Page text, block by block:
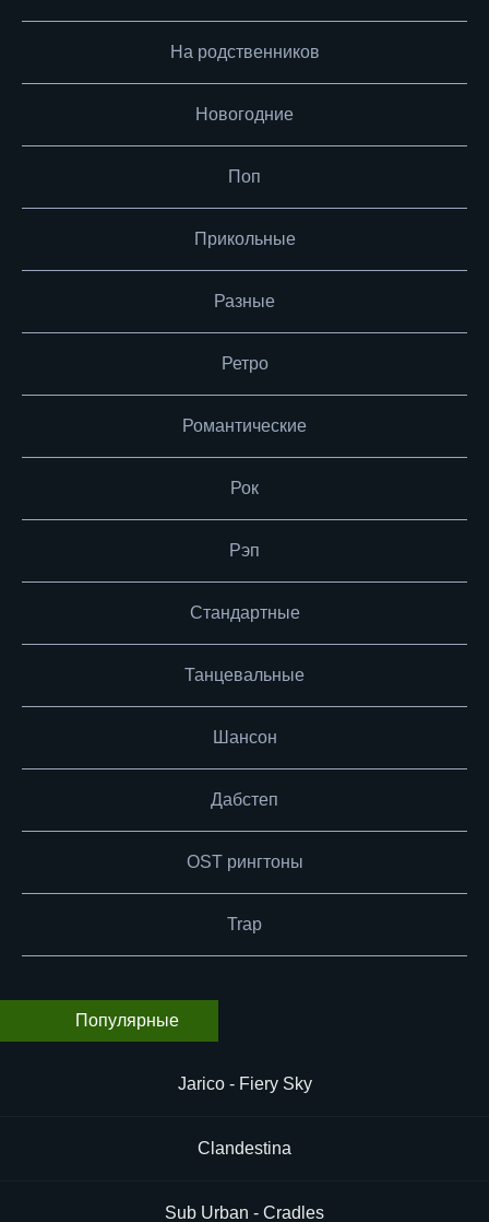
На родственников
Новогодние
Поп
Прикольные
Разные
Ретро
Романтические
Рок
Рэп
Стандартные
Танцевальные
Шансон
Дабстеп
OST рингтоны
Trap
Популярные
Jarico - Fiery Sky
Clandestina
Sub Urban - Cradles